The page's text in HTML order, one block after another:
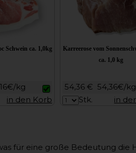
Schwein ca. 1,0kg
kg
in den Korb
Karreerose vom
ca. 1,0 kg
54,36 € 54,36€/kg
Stk.
in
für eine große Bedeutung die